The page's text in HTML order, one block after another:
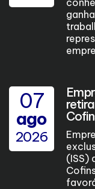
07
ago
2026
(ISS)